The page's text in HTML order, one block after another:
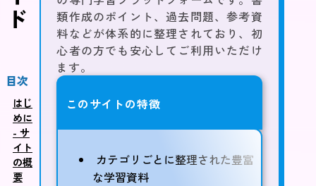
類作成のポイント、過去問題、参考資
料などが体系的に整理されており、初
心者の方でも安心してご利用いただけ
ます。
このサイトの特徴
カテゴリごとに整理された豊富
な学習資料
ド
目次
はじ
めに
- サ
イト
の概
要